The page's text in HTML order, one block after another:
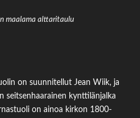
maalama alttaritaulu
on suunnitellut Jean Wiik, ja
seitsenhaarainen kynttilänjalka
on ainoa kirkon 1800-